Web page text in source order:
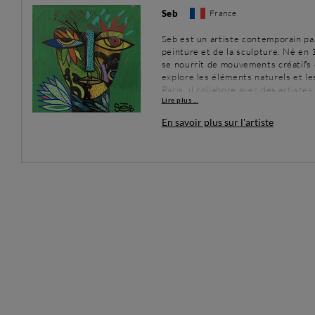
Seb France
Seb est un artiste contemporain
peinture et de la sculpture. Né en
se nourrit de mouvements
explore les éléments naturels et
Paris, il collabore avec des
diverses techniques et matériaux
Lire plus ...
En savoir plus sur l'artiste